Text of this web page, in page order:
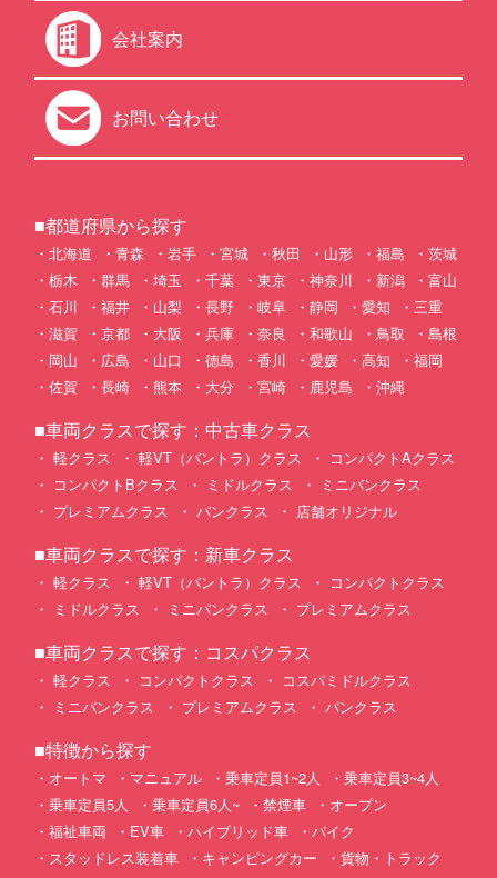
会社案内
お問い合わせ
■都道府県から探す
北海道 青森 岩手 宮城 秋田 山形 福島
茨城
栃木
群馬 埼玉 千葉 東京 神奈川 新潟
富山
石川
福井 山梨 長野 岐阜 静岡 愛知
三重
滋賀
京都 大阪 兵庫 奈良 和歌山 鳥取
島根
岡山
広島 山口 徳島 香川 愛媛 高知
福岡
佐賀
長崎 熊本 大分 宮崎 鹿児島 沖縄
■車両クラスで探す：中古車クラス
軽クラス 軽VT（バントラ）クラス
コンパクトAクラス
コンパクトBクラス
ミドルクラス
ミニバンクラス
プレミアムクラス
バンクラス 店舗オリジナル
■車両クラスで探す：新車クラス
軽クラス 軽VT（バントラ）クラス
コンパクトクラス
ミドルクラス
ミニバンクラス プレミアムクラス
■車両クラスで探す：コスパクラス
軽クラス コンパクトクラス
コスパミドルクラス
ミニバンクラス
プレミアムクラス バンクラス
■特徴から探す
オートマ マニュアル 乗車定員1~2人
乗車定員3~4人
乗車定員5人
乗車定員6人~ 禁煙車
オープン
福祉車両
EV車 ハイブリッド車
バイク
スタッドレス装着車
キャンピングカー
貨物・トラック